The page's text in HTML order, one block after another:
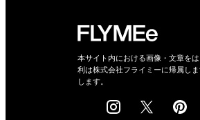
本サイト内における画像・文章を
利は株式会社フライミーに帰属し
します。